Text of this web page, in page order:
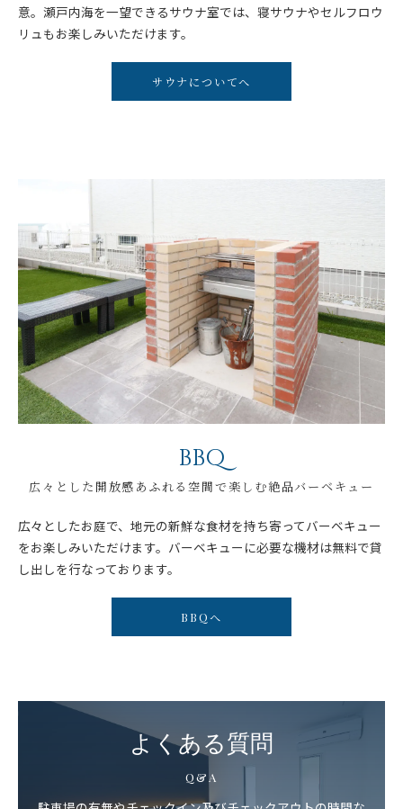
意。瀬戸内海を一望できるサウナ室では、寝サウナやセルフロウ
リュもお楽しみいただけます。
サウナについてへ
BBQ
広々とした開放感あふれる空間で楽しむ絶品バーベキュー
広々としたお庭で、地元の新鮮な食材を持ち寄ってバーベキュー
をお楽しみいただけます。バーベキューに必要な機材は無料で貸
し出しを行なっております。
BBQへ
よくある質問
Q&A